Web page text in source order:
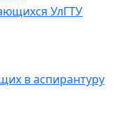
УлГТУ
в аспирантуру